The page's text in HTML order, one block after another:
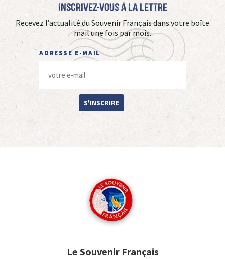
Inscrivez-vous à La Lettre
Recevez l’actualité du Souvenir Français dans votre boîte
mail une fois par mois.
ADRESSE E-MAIL
S'INSCRIRE
Le Souvenir Français